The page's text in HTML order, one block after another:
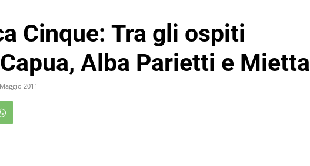
Cinque: Tra gli ospiti
Alba Parietti e Mietta
2011